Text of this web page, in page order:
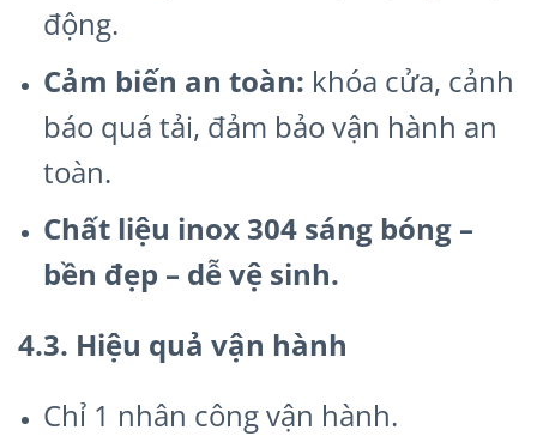
động.
Cảm biến an toàn: khóa cửa, cảnh
báo quá tải, đảm bảo vận hành an
toàn.
Chất liệu inox 304 sáng bóng –
bền đẹp – dễ vệ sinh.
4.3. Hiệu quả vận hành
Chỉ 1 nhân công vận hành.